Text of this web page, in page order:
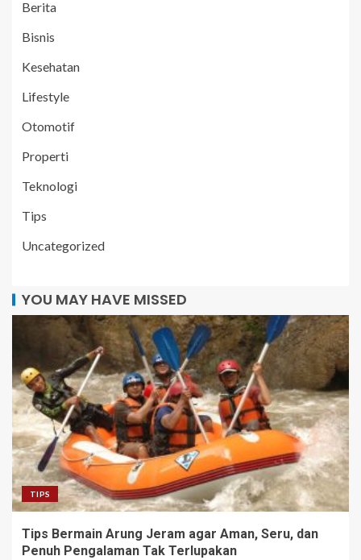
Berita
Bisnis
Kesehatan
Lifestyle
Otomotif
Properti
Teknologi
Tips
Uncategorized
YOU MAY HAVE MISSED
TIPS
Tips Bermain Arung Jeram agar Aman, Seru, dan
Penuh Pengalaman Tak Terlupakan